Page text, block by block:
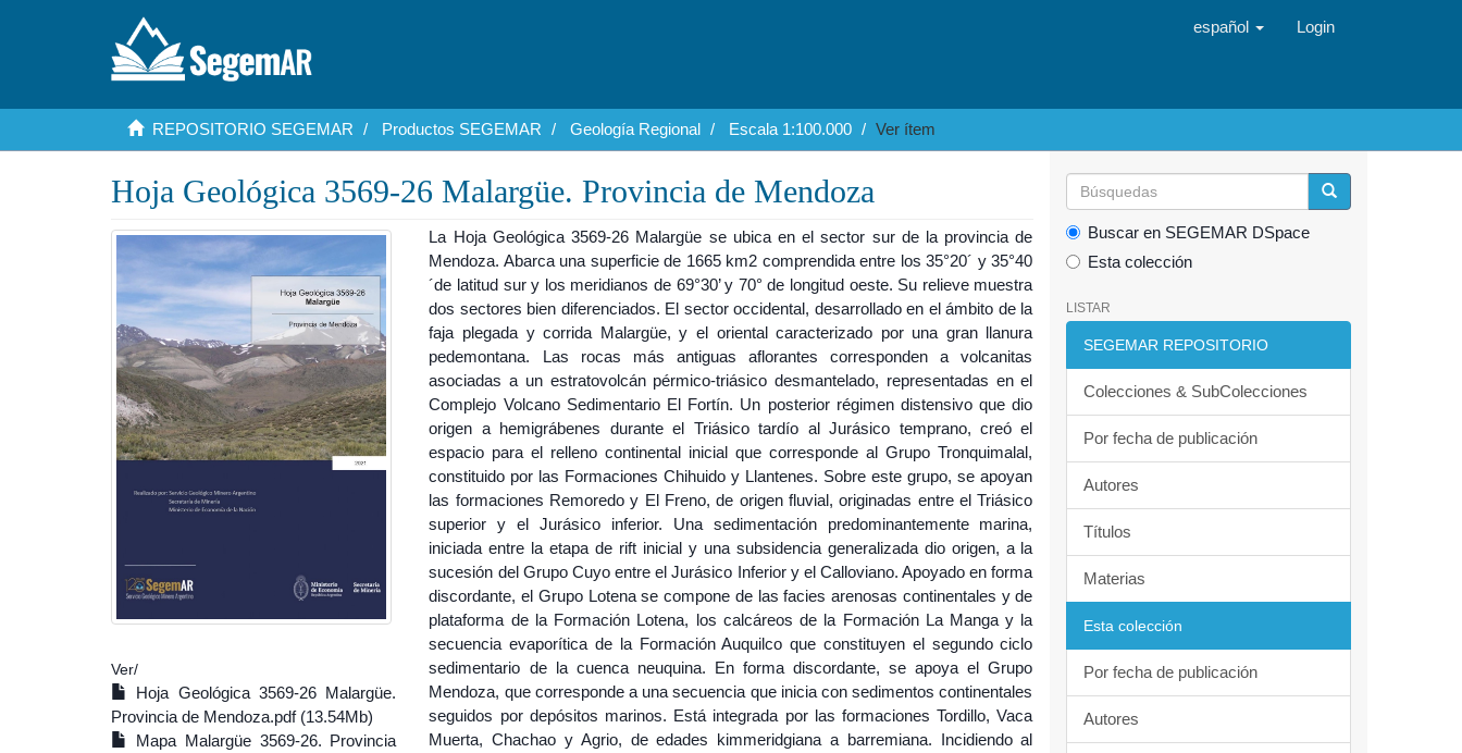
español Login
REPOSITORIO SEGEMAR Productos SEGEMAR Geología Regional Escala 1:100.000 Ver ítem
Hoja Geológica 3569-26 Malargüe. Provincia de Mendoza
Ver/
Hoja Geológica 3569-26 Malargüe.
Provincia de Mendoza.pdf (13.54Mb)
Mapa Malargüe 3569-26. Provincia
La Hoja Geológica 3569-26 Malargüe se ubica en el sector sur de la provincia de
Mendoza. Abarca una superficie de 1665 km2 comprendida entre los 35°20´ y 35°40
´de latitud sur y los meridianos de 69°30’ y 70° de longitud oeste. Su relieve muestra
dos sectores bien diferenciados. El sector occidental, desarrollado en el ámbito de la
faja plegada y corrida Malargüe, y el oriental caracterizado por una gran llanura
pedemontana. Las rocas más antiguas aflorantes corresponden a volcanitas
asociadas a un estratovolcán pérmico-triásico desmantelado, representadas en el
Complejo Volcano Sedimentario El Fortín. Un posterior régimen distensivo que dio
origen a hemigrábenes durante el Triásico tardío al Jurásico temprano, creó el
espacio para el relleno continental inicial que corresponde al Grupo Tronquimalal,
constituido por las Formaciones Chihuido y Llantenes. Sobre este grupo, se apoyan
las formaciones Remoredo y El Freno, de origen fluvial, originadas entre el Triásico
superior y el Jurásico inferior. Una sedimentación predominantemente marina,
iniciada entre la etapa de rift inicial y una subsidencia generalizada dio origen, a la
sucesión del Grupo Cuyo entre el Jurásico Inferior y el Calloviano. Apoyado en forma
discordante, el Grupo Lotena se compone de las facies arenosas continentales y de
plataforma de la Formación Lotena, los calcáreos de la Formación La Manga y la
secuencia evaporítica de la Formación Auquilco que constituyen el segundo ciclo
sedimentario de la cuenca neuquina. En forma discordante, se apoya el Grupo
Mendoza, que corresponde a una secuencia que inicia con sedimentos continentales
seguidos por depósitos marinos. Está integrada por las formaciones Tordillo, Vaca
Muerta, Chachao y Agrio, de edades kimmeridgiana a barremiana. Incidiendo al
Buscar en SEGEMAR DSpace
Esta colección
LISTAR
SEGEMAR REPOSITORIO
Colecciones & SubColecciones
Por fecha de publicación
Autores
Títulos
Materias
Esta colección
Por fecha de publicación
Autores